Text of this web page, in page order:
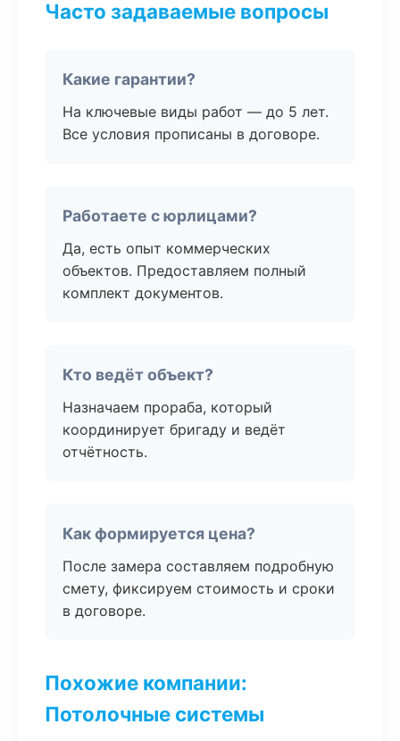
Часто задаваемые вопросы
Какие гарантии?
На ключевые виды работ — до 5 лет.
Все условия прописаны в договоре.
Работаете с юрлицами?
Да, есть опыт коммерческих
объектов. Предоставляем полный
комплект документов.
Кто ведёт объект?
Назначаем прораба, который
координирует бригаду и ведёт
отчётность.
Как формируется цена?
После замера составляем подробную
смету, фиксируем стоимость и сроки
в договоре.
Похожие компании:
Потолочные системы